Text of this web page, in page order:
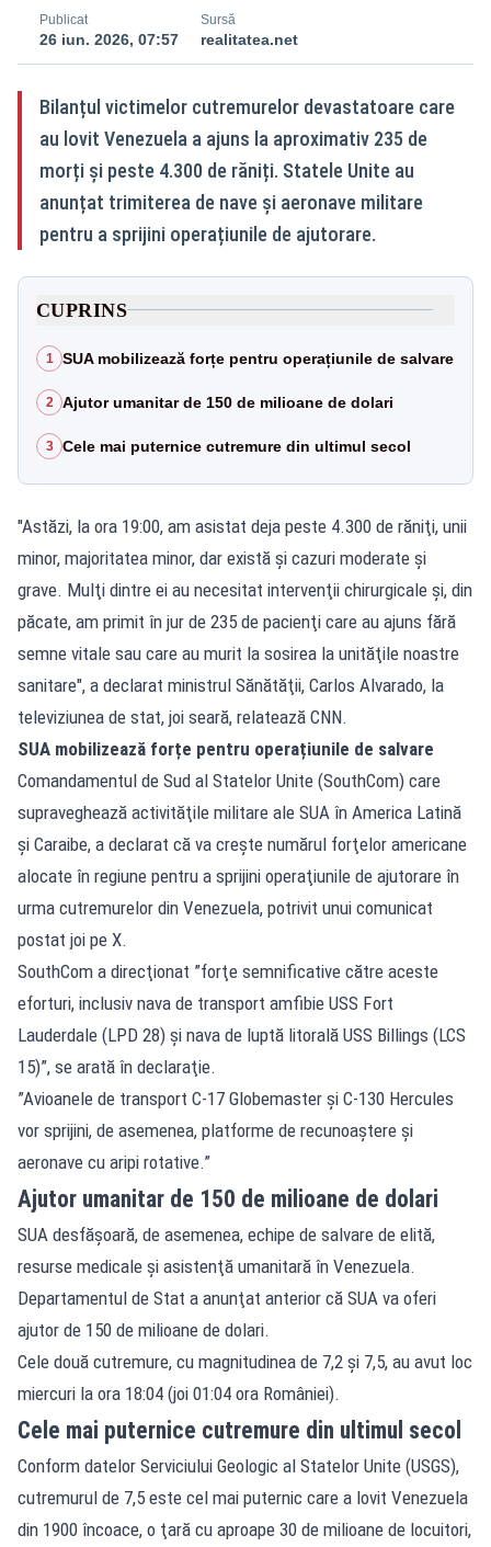
Publicat
26 iun. 2026, 07:57
Sursă
realitatea.net
Bilanțul victimelor cutremurelor devastatoare care
au lovit Venezuela a ajuns la aproximativ 235 de
morți și peste 4.300 de răniți. Statele Unite au
anunțat trimiterea de nave și aeronave militare
pentru a sprijini operațiunile de ajutorare.
CUPRINS
1 SUA mobilizează forțe pentru operațiunile de salvare
2 Ajutor umanitar de 150 de milioane de dolari
3 Cele mai puternice cutremure din ultimul secol
"Astăzi, la ora 19:00, am asistat deja peste 4.300 de răniţi, unii
minor, majoritatea minor, dar există şi cazuri moderate şi
grave. Mulţi dintre ei au necesitat intervenţii chirurgicale şi, din
păcate, am primit în jur de 235 de pacienţi care au ajuns fără
semne vitale sau care au murit la sosirea la unităţile noastre
sanitare", a declarat ministrul Sănătăţii, Carlos Alvarado, la
televiziunea de stat, joi seară, relatează CNN.
SUA mobilizează forțe pentru operațiunile de salvare
Comandamentul de Sud al Statelor Unite (SouthCom) care
supraveghează activităţile militare ale SUA în America Latină
şi Caraibe, a declarat că va creşte numărul forţelor americane
alocate în regiune pentru a sprijini operaţiunile de ajutorare în
urma cutremurelor din Venezuela, potrivit unui comunicat
postat joi pe X.
SouthCom a direcţionat ”forţe semnificative către aceste
eforturi, inclusiv nava de transport amfibie USS Fort
Lauderdale (LPD 28) şi nava de luptă litorală USS Billings (LCS
15)”, se arată în declaraţie.
”Avioanele de transport C-17 Globemaster şi C-130 Hercules
vor sprijini, de asemenea, platforme de recunoaştere şi
aeronave cu aripi rotative.”
Ajutor umanitar de 150 de milioane de dolari
SUA desfăşoară, de asemenea, echipe de salvare de elită,
resurse medicale şi asistenţă umanitară în Venezuela.
Departamentul de Stat a anunţat anterior că SUA va oferi
ajutor de 150 de milioane de dolari.
Cele două cutremure, cu magnitudinea de 7,2 şi 7,5, au avut loc
miercuri la ora 18:04 (joi 01:04 ora României).
Cele mai puternice cutremure din ultimul secol
Conform datelor Serviciului Geologic al Statelor Unite (USGS),
cutremurul de 7,5 este cel mai puternic care a lovit Venezuela
din 1900 încoace, o ţară cu aproape 30 de milioane de locuitori,